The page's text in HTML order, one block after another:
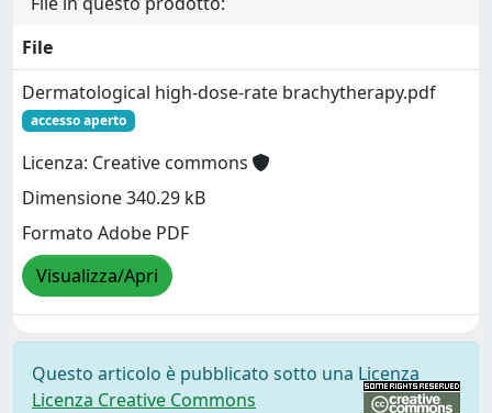
File
Dermatological high-dose-rate brachytherapy.pdf
accesso aperto
Licenza: Creative commons
Dimensione 340.29 kB
Formato Adobe PDF
Visualizza/Apri
Questo articolo è pubblicato sotto una Licenza
Licenza Creative Commons